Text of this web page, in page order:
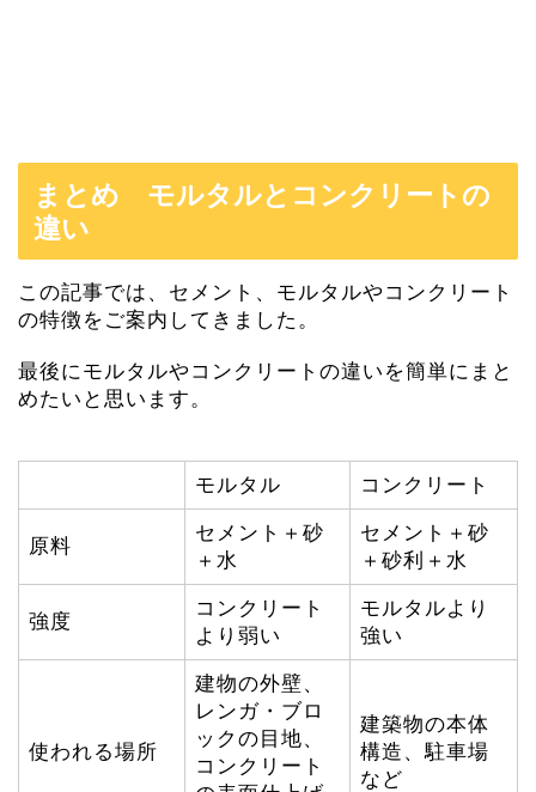
まとめ モルタルとコンクリートの
違い
この記事では、セメント、モルタルやコンクリート
の特徴をご案内してきました。
最後にモルタルやコンクリートの違いを簡単にまと
めたいと思います。
モルタル コンクリート
原料
セメント＋砂
＋水
セメント＋砂
＋砂利＋水
強度
コンクリート
より弱い
モルタルより
強い
使われる場所
建物の外壁、
レンガ・ブロ
ックの目地、
コンクリート
建築物の本体
構造、駐車場
など